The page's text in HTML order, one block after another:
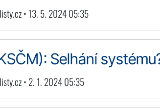
• 13. 5. 2024 05:35
Selhání
• 2. 1. 2024 05:35